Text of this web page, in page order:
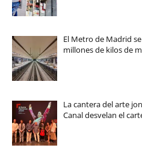
El Metro de Madrid
millones de kilos de
La cantera del arte
Canal desvelan el